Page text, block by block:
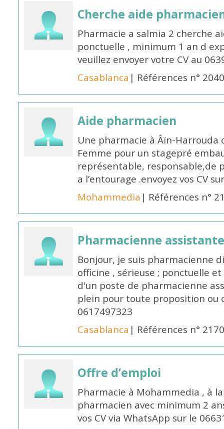
Cherche aide
Pharmacie a salmia 2 cherche
ponctuelle , minimum 1 an d
veuillez envoyer votre CV au
Casablanca | Références n°
Aide pharmacien
Une pharmacie à Âïn-Harrouda
Femme pour un stagepré
représentable,
a l’entourage .envoyez vos CV
Mohammedia | Références n°
Pharmacienne
Bonjour, je suis pharmacienne
officine , sérieuse ; ponctuelle
d'un poste de pharmacienne
plein pour toute proposition ou
0617497323
Casablanca | Références n°
Offre d’emploi
Pharmacie à Mohammedia , à
pharmacien avec minimum 2
vos CV via WhatsApp sur le